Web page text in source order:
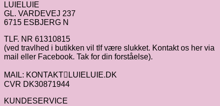
LUIELUIE
GL. VARDEVEJ 237
6715 ESBJERG N
TLF. NR 61310815
(ved travlhed i butikken vil tlf være slukket. Kontakt os her via
mail eller Facebook. Tak for din forståelse).
MAIL: KONTAKTLUIELUIE.DK
CVR DK30871944
KUNDESERVICE